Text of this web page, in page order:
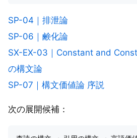
SP-04｜排泄論
SP-06｜鹸化論
SX-EX-03｜Constant and
の構文論
SP-07｜構文価値論 序説
次の展開候補：